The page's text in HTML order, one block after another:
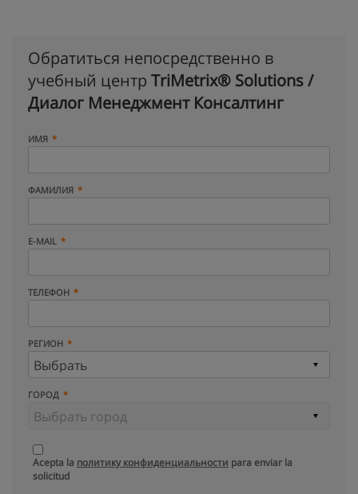
Обратиться непосредственно в
учебный центр TriMetrix® Solutions /
Диалог Менеджмент Консалтинг
ИМЯ
ФАМИЛИЯ
E-MAIL
ТЕЛЕФОН
РЕГИОН
ГОРОД
Acepta la политику конфиденциальности para enviar la
solicitud